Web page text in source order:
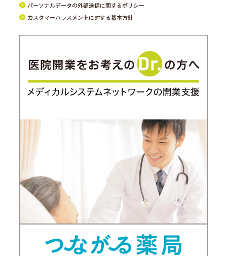
パーソナルデータの外部送信に関するポリシー
カスタマーハラスメントに対する基本方針